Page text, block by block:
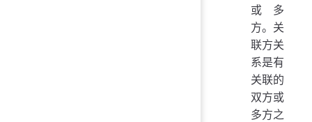
或多
方。关
联方关
系是有
关联的
双方或
多方之